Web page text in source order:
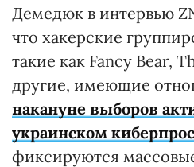
Демедюк в интервью
что хакерские
такие как Fancy Bear,
другие, имеющие
накануне выборов
украинском
фиксируются